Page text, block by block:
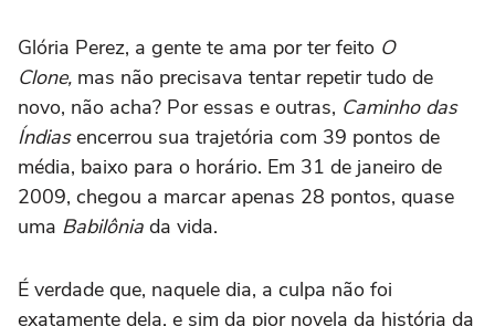
Glória Perez, a gente te ama por ter feito O
Clone, mas não precisava tentar repetir tudo de
novo, não acha? Por essas e outras, Caminho das
Índiasencerrou sua trajetória com 39 pontos de
média, baixo para o horário. Em 31 de janeiro de
2009, chegou a marcar apenas 28 pontos, quase
uma Babilônia da vida.
É verdade que, naquele dia, a culpa não foi
exatamente dela, e sim da pior novela da história da